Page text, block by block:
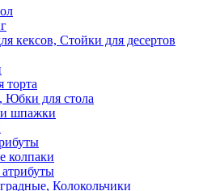
кексов, Стойки для десертов
торта
Юбки для стола
шпажки
колпаки
Колокольчики